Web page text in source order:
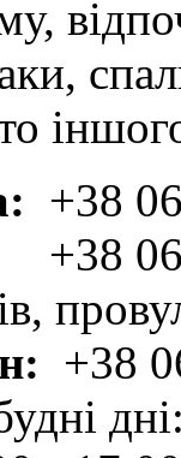
+38
+38
+38